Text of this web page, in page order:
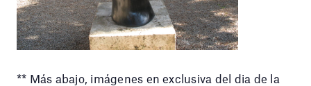
** Más abajo, imágenes en exclusiva del dia de la